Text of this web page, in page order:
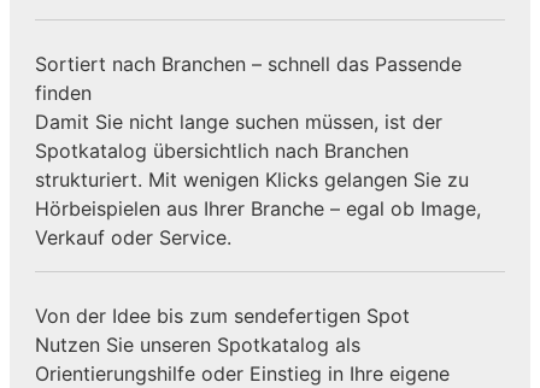
Sortiert nach Branchen – schnell das Passende
finden
Damit Sie nicht lange suchen müssen, ist der
Spotkatalog übersichtlich nach Branchen
strukturiert. Mit wenigen Klicks gelangen Sie zu
Hörbeispielen aus Ihrer Branche – egal ob Image,
Verkauf oder Service.
Von der Idee bis zum sendefertigen Spot
Nutzen Sie unseren Spotkatalog als
Orientierungshilfe oder Einstieg in Ihre eigene